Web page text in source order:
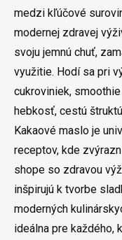
medzi kľúčové
modernej zdravej
svoju jemnú chuť,
využitie. Hodí sa pri
cukroviniek,
hebkosť, cestú
Kakaové maslo je
receptov, kde
shope so zdravou
inšpirujú k tvorbe
moderných
ideálna pre každého,